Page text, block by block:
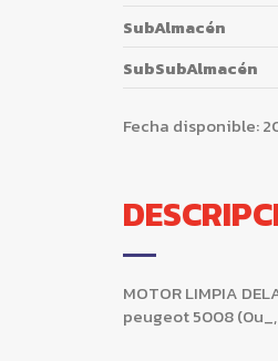
SubAlmacén
SubSubAlmacén
Fecha disponible:
MOTOR LIMPIA
peugeot 5008 (0u_,